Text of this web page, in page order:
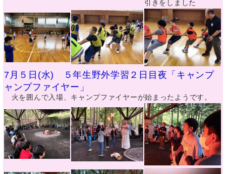
引きをしました
7月５日(水) ５年生野外学習２日目夜「キャンプ
ャンプファイヤー」
火を囲んで入場、キャンプファイヤーが始まったようです。